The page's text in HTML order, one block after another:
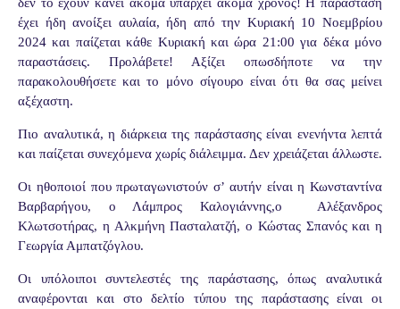
έχει ήδη ανοίξει αυλαία, ήδη από την Κυριακή 10 Νοεμβρίου
2024 και παίζεται κάθε Κυριακή και ώρα 21:00 για δέκα μόνο
παραστάσεις. Προλάβετε! Αξίζει οπωσδήποτε να την
παρακολουθήσετε και το μόνο σίγουρο είναι ότι θα σας μείνει
αξέχαστη.
Πιο αναλυτικά, η διάρκεια της παράστασης είναι ενενήντα λεπτά
και παίζεται συνεχόμενα χωρίς διάλειμμα. Δεν χρειάζεται άλλωστε.
Οι ηθοποιοί που πρωταγωνιστούν σ’ αυτήν είναι η Κωνσταντίνα
Βαρβαρήγου, ο Λάμπρος Καλογιάννης,ο Αλέξανδρος
Κλωτσοτήρας, η Αλκμήνη Πασταλατζή, ο Κώστας Σπανός και η
Γεωργία Αμπατζόγλου.
Οι υπόλοιποι συντελεστές της παράστασης, όπως αναλυτικά
αναφέρονται και στο δελτίο τύπου της παράστασης είναι οι